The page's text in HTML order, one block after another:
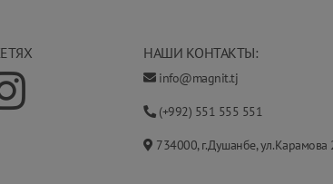
НАШИ КОНТАКТЫ:
info@magnit.tj
(+992) 551 555 551
734000, г.Душанбе, ул.Карамова